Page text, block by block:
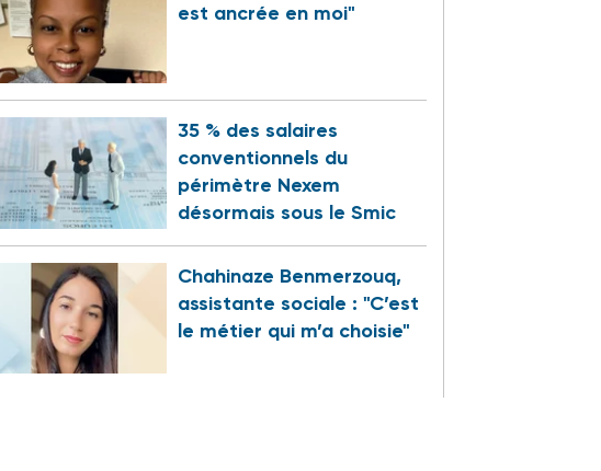
est ancrée en moi"
35 % des salaires
conventionnels du
périmètre Nexem
désormais sous le Smic
Chahinaze Benmerzouq,
assistante sociale : "C’est
le métier qui m’a choisie"